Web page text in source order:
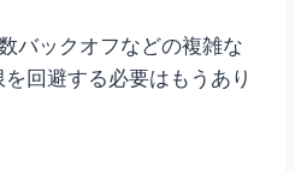
バックオフなどの複雑な
回避する必要はもうあり